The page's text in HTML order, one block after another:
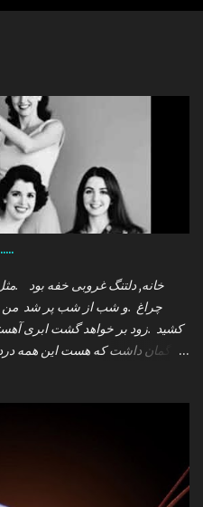
606..... من نمی‌دانستم معنی هرگز را.....
چراغ .و شب از شب پر شد من
کشید .زود بر خواهد گشت ابری
که گمان داشت که هست این همه